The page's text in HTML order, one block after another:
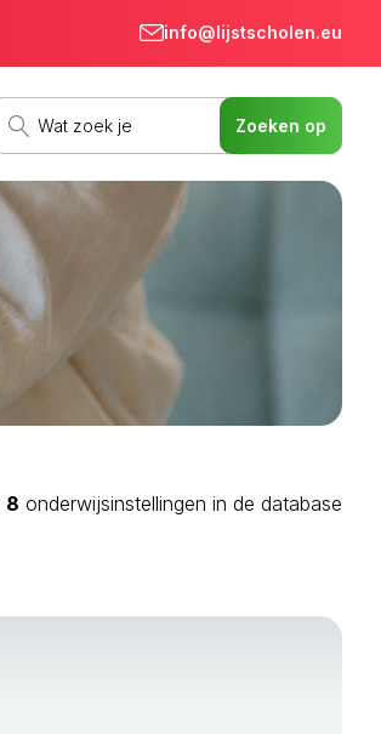
info@lijstscholen.eu
8 onderwijsinstellingen in de database